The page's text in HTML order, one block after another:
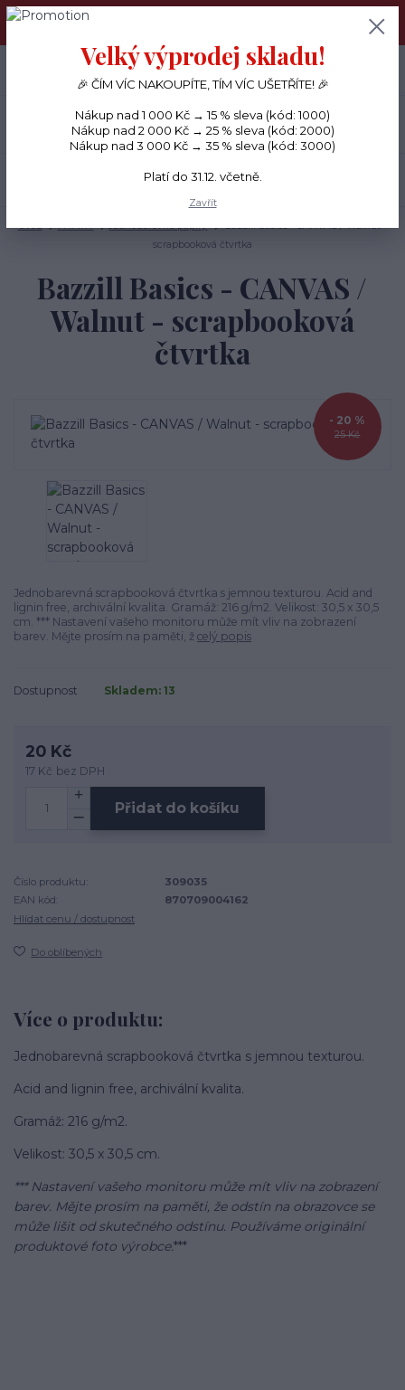
PŘÁNÍČKA a PAPÍROVÉ DÁRKY odesílám každý den, KREATIVNÍ
Menu
CZK
+420 734 380 930
(Po-Ne, 8-20 hod.)
scrapbooková čtvrtka
Bazzill Basics - CANVAS /
Walnut - scrapbooková
čtvrtka
25 Kč
- 20 %
Jednobarevná scrapbooková čtvrtka s jemnou texturou. Acid and
lignin free, archivální kvalita. Gramáž: 216 g/m2. Velikost: 30,5 x 30,5
cm. *** Nastavení vašeho monitoru může mít vliv na zobrazení
barev. Mějte prosím na paměti, ž celý popis
Dostupnost Skladem: 13
20 Kč
17 Kč bez DPH
Přidat do košíku
Číslo produktu:
309035
EAN kód:
870709004162
Hlídat cenu / dostupnost
Do oblíbených
Více o produktu:
Jednobarevná scrapbooková čtvrtka s jemnou texturou.
Acid and lignin free, archivální kvalita.
Gramáž: 216 g/m2.
Velikost: 30,5 x 30,5 cm.
*** Nastavení vašeho monitoru může mít vliv na zobrazení
barev. Mějte prosím na paměti, že odstín na obrazovce se
může lišit od skutečného odstínu. Používáme originální
produktové foto výrobce.***
Velký výprodej skladu!
🎉 ČÍM VÍC NAKOUPÍTE, TÍM VÍC UŠETŘÍTE! 🎉
Nákup nad 1 000 Kč → 15 % sleva (kód: 1000)
Nákup nad 2 000 Kč → 25 % sleva (kód: 2000)
Nákup nad 3 000 Kč → 35 % sleva (kód: 3000)
Platí do 31.12. včetně.
Zavřít